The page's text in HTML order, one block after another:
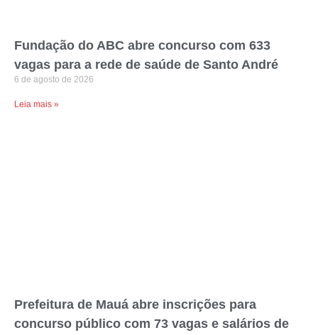
Fundação do ABC abre concurso com 633
vagas para a rede de saúde de Santo André
6 de agosto de 2026
Leia mais »
Prefeitura de Mauá abre inscrições para
concurso público com 73 vagas e salários de